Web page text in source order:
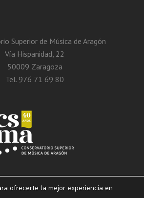
Superior de Música de Aragón
Vía Hispanidad, 22
50009 Zaragoza
Tel. 976 71 69 80
ofrecerte la mejor experiencia en